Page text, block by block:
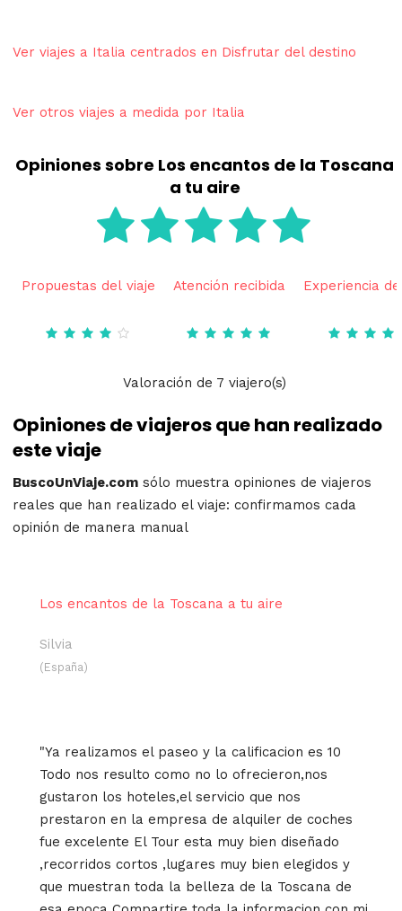
Ver viajes a Italia centrados en Disfrutar del destino
Ver otros viajes a medida por Italia
Opiniones sobre Los encantos de la Toscana
a tu aire
Propuestas del viaje Atención recibida Experiencia
Valoración de 7 viajero(s)
Opiniones de viajeros que han realizado
este viaje
BuscoUnViaje.com sólo muestra opiniones de viajeros
reales que han realizado el viaje: confirmamos cada
opinión de manera manual
Los encantos de la Toscana a tu aire
Silvia
(España)
"Ya realizamos el paseo y la calificacion es 10
Todo nos resulto como no lo ofrecieron,nos
gustaron los hoteles,el servicio que nos
prestaron en la empresa de alquiler de coches
fue excelente El Tour esta muy bien diseñado
,recorridos cortos ,lugares muy bien elegidos y
que muestran toda la belleza de la Toscana de